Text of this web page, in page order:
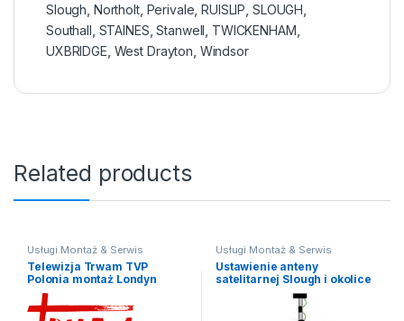
Slough Northolt, Perivale ,RUISLIP SLOUGH
Southall STAINES ,Stanwell TWICKENHAM
UXBRIDGE West Drayton Windsor
Related products
Usługi Montaż & Serwis
Telewizja Trwam TVP
Polonia montaż Londyn
Usługi Montaż & Serwis
Ustawienie anteny
satelitarnej Slough i okolice